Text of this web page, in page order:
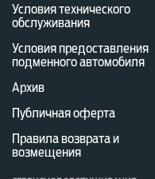
Условия технического
обслуживания
Условия предоставления
подменного автомобиля
Архив
Публичная оферта
Правила возврата и
возмещения